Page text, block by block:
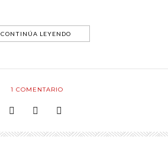
CONTINÚA LEYENDO
1 COMENTARIO